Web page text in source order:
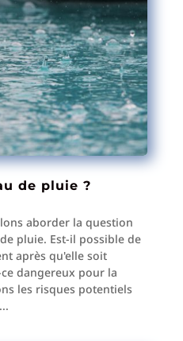
de pluie ?
aborder la question
pluie. Est-il possible de
après qu'elle soit
dangereux pour la
les risques potentiels